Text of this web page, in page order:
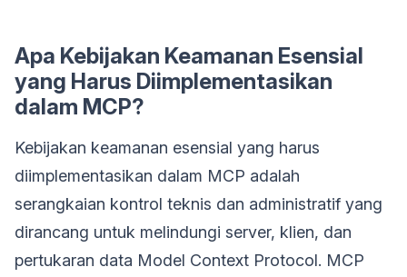
Apa Kebijakan Keamanan Esensial
yang Harus Diimplementasikan
dalam MCP?
Kebijakan keamanan esensial yang harus
diimplementasikan dalam MCP adalah
serangkaian kontrol teknis dan administratif yang
dirancang untuk melindungi server, klien, dan
pertukaran data Model Context Protocol. MCP